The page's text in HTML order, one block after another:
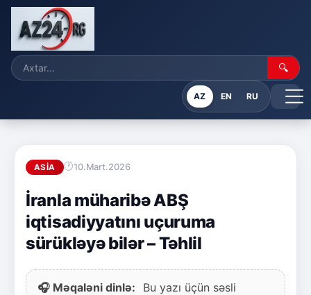
🔍
AZ EN RU
ASIA 10.Mart.2026
İranla müharibə ABŞ
iqtisadiyyatını uçuruma
sürükləyə bilər – Təhlil
🎧 Məqaləni dinlə:
Bu yazı üçün səsli